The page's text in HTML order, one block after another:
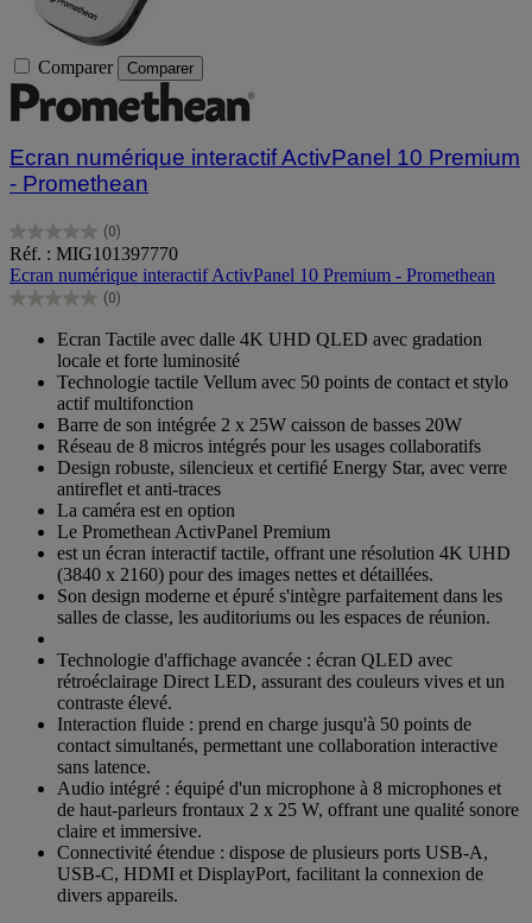
Comparer Comparer
Ecran numérique interactif ActivPanel 10 Premium
- Promethean
(0)
0.0
sur
5
étoiles.
Réf. : MIG101397770
Ecran numérique interactif ActivPanel 10 Premium - Promethean
(0)
0.0
étoiles.
Ecran Tactile avec dalle 4K UHD QLED avec gradation
locale et forte luminosité
Technologie tactile Vellum avec 50 points de contact et stylo
actif multifonction
Barre de son intégrée 2 x 25W caisson de basses 20W
Réseau de 8 micros intégrés pour les usages collaboratifs
Design robuste, silencieux et certifié Energy Star, avec verre
antireflet et anti-traces
La caméra est en option
Le Promethean ActivPanel Premium
est un écran interactif tactile, offrant une résolution 4K UHD
(3840 x 2160) pour des images nettes et détaillées.
Son design moderne et épuré s'intègre parfaitement dans les
salles de classe, les auditoriums ou les espaces de réunion.
Technologie d'affichage avancée : écran QLED avec
rétroéclairage Direct LED, assurant des couleurs vives et un
contraste élevé.
Interaction fluide : prend en charge jusqu'à 50 points de
contact simultanés, permettant une collaboration interactive
sans latence.
Audio intégré : équipé d'un microphone à 8 microphones et
de haut-parleurs frontaux 2 x 25 W, offrant une qualité sonore
claire et immersive.
Connectivité étendue : dispose de plusieurs ports USB-A,
USB-C, HDMI et DisplayPort, facilitant la connexion de
divers appareils.